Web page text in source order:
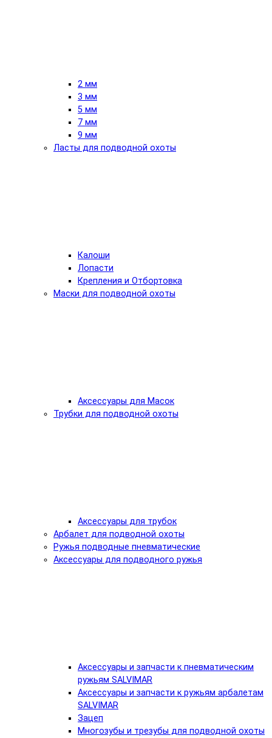
2 мм
3 мм
5 мм
7 мм
9 мм
Ласты для подводной охоты
Калоши
Лопасти
Крепления и Отбортовка
Маски для подводной охоты
Аксессуары для Масок
Трубки для подводной охоты
Аксессуары для трубок
Арбалет для подводной охоты
Ружья подводные пневматические
Аксессуары для подводного ружья
Аксессуары и запчасти к пневматическим
ружьям SALVIMAR
Аксессуары и запчасти к ружьям арбалетам
SALVIMAR
Зацеп
Многозубы и трезубы для подводной охоты